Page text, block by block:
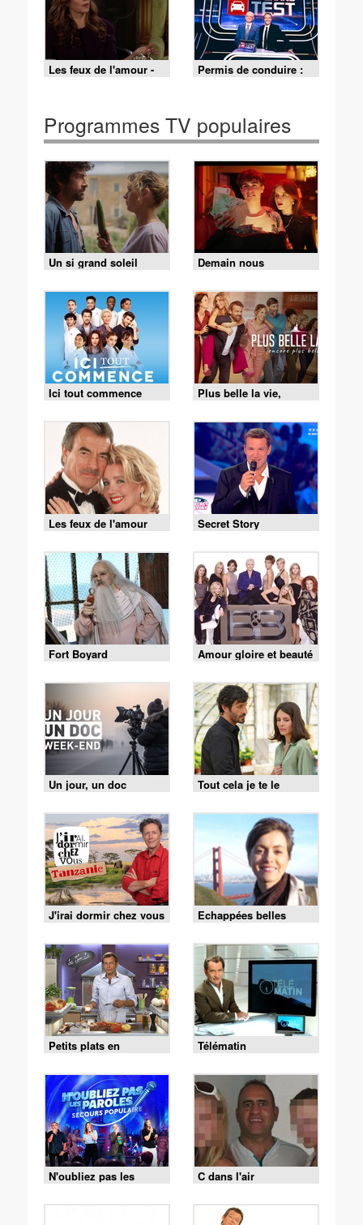
Les feux de l'amour -
Episode 9532 du 3
Permis de conduire :
le grand test (1/2)
Programmes TV populaires
Un si grand soleil Demain nous
appartient
Ici tout commence Plus belle la vie,
encore plus belle
Les feux de l'amour Secret Story
Fort Boyard Amour gloire et beauté
Un jour, un doc Tout cela je te le
donnerai
J'irai dormir chez vous Echappées belles
Petits plats en
équilibre
Télématin
N'oubliez pas les
paroles
C dans l'air